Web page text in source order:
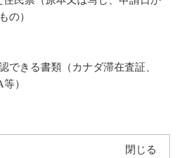
の）
できる書類（カナダ滞在査証、
）
閉じる